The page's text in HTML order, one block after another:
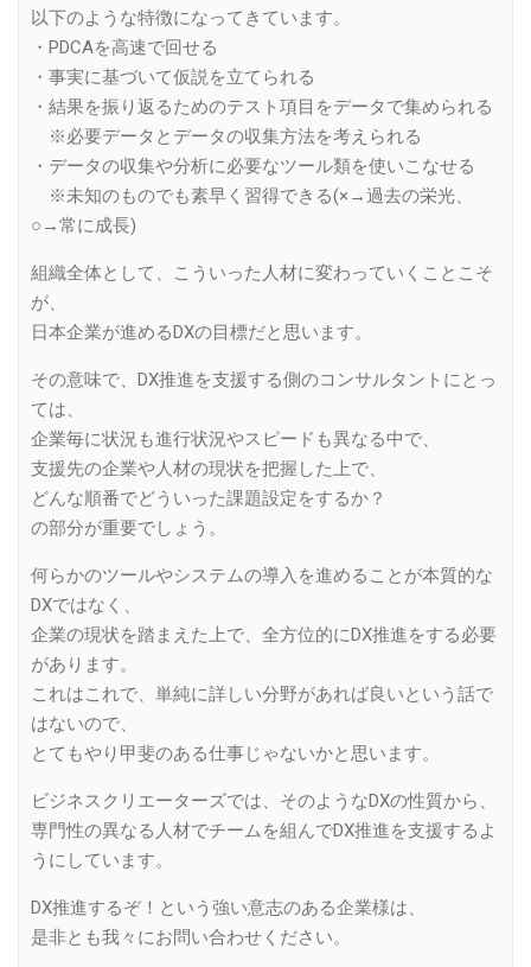
以下のような特徴になってきています。
・PDCAを高速で回せる
・事実に基づいて仮説を立てられる
・結果を振り返るためのテスト項目をデータで集められる
※必要データとデータの収集方法を考えられる
・データの収集や分析に必要なツール類を使いこなせる
※未知のものでも素早く習得できる(×→過去の栄光、
○→常に成長)
組織全体として、こういった人材に変わっていくことこそ
が、
日本企業が進めるDXの目標だと思います。
その意味で、DX推進を支援する側のコンサルタントにとっ
ては、
企業毎に状況も進行状況やスピードも異なる中で、
支援先の企業や人材の現状を把握した上で、
どんな順番でどういった課題設定をするか？
の部分が重要でしょう。
何らかのツールやシステムの導入を進めることが本質的な
DXではなく、
企業の現状を踏まえた上で、全方位的にDX推進をする必要
があります。
これはこれで、単純に詳しい分野があれば良いという話で
はないので、
とてもやり甲斐のある仕事じゃないかと思います。
ビジネスクリエーターズでは、そのようなDXの性質から、
専門性の異なる人材でチームを組んでDX推進を支援するよ
うにしています。
DX推進するぞ！という強い意志のある企業様は、
是非とも我々にお問い合わせください。